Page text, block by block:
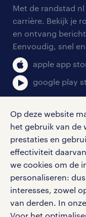
Op deze website
het gebruik van de
prestaties en
effectiviteit
we cookies om de
personaliseren:
interesses, zowel
van derden. In
personeel gezocht
aanmelden
blogs en artikelen
salarischecker
bruto-netto
onze vestigingen
pers
klachten en
Met de randstad
carrière. Bekijk je
en ontvang
Eenvoudig, snel
apple app
google play
social media
Volg ons voor de
vacatures,